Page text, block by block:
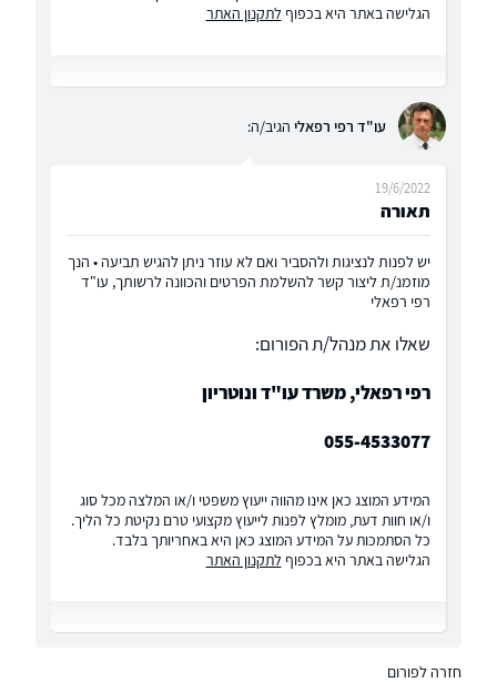
הגלישה באתר היא בכפוף לתקנון האתר
עו"ד רפי רפאלי הגיב/ה:
תאורה
19/6/2022
יש לפנות לנציגות ולהסביר ואם לא עוזר ניתן להגיש תביעה • הנך
מוזמנ/ת ליצור קשר להשלמת הפרטים והכוונה לרשותך, עו"ד
רפי רפאלי
שאלו את מנהל/ת הפורום:
רפי רפאלי, משרד עו"ד ונוטריון
055-4533077
המידע המוצג כאן אינו מהווה ייעוץ משפטי ו/או המלצה מכל סוג
ו/או חוות דעת, מומלץ לפנות לייעוץ מקצועי טרם נקיטת כל הליך.
כל הסתמכות על המידע המוצג כאן היא באחריותך בלבד.
הגלישה באתר היא בכפוף לתקנון האתר
חזרה לפורום